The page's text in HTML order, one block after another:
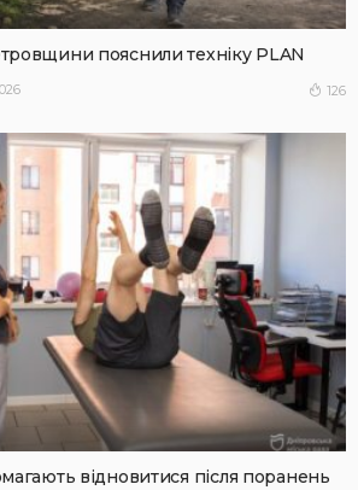
пояснили техніку PLAN
126
відновитися після поранень